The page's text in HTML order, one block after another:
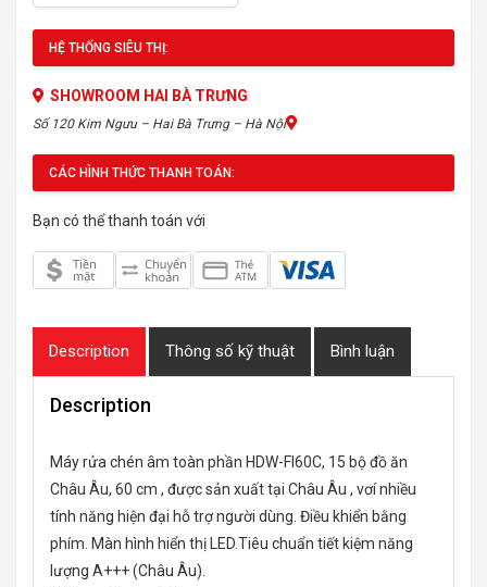
HỆ THỐNG SIÊU THỊ:
SHOWROOM HAI BÀ TRƯNG
Số 120 Kim Ngưu – Hai Bà Trưng – Hà Nội
CÁC HÌNH THỨC THANH TOÁN:
Bạn có thể thanh toán với
Description Thông số kỹ thuật Bình luận
Description
Máy rửa chén âm toàn phần HDW-FI60C, 15 bộ đồ ăn
Châu Âu, 60 cm , được sản xuất tại Châu Âu , vơí nhiều
tính năng hiện đại hỗ trợ người dùng. Điều khiển bằng
phím. Màn hình hiển thị LED.Tiêu chuẩn tiết kiệm năng
lượng A+++ (Châu Âu).